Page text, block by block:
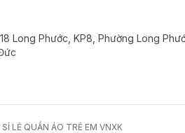
Long Phước, KP8, Phường Long
LẺ QUẦN ÁO TRẺ EM VNXK